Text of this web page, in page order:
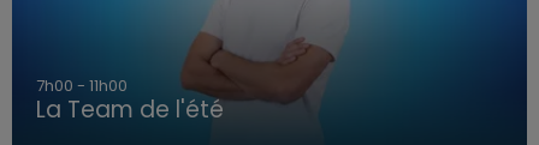
7h00 - 11h00
La Team de l'été